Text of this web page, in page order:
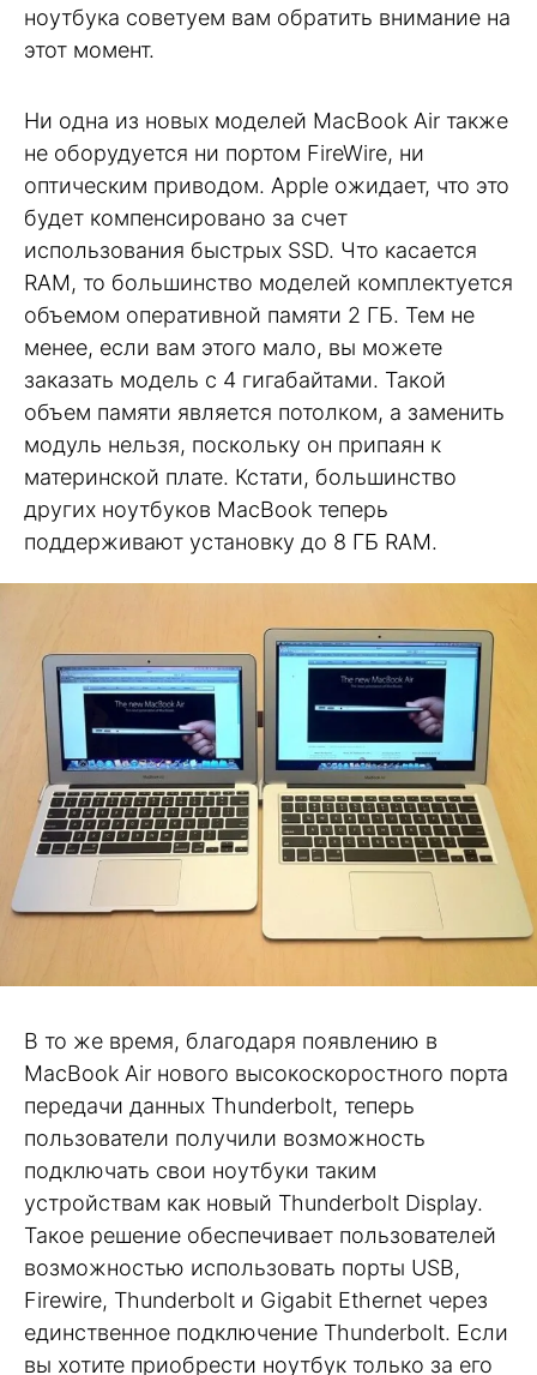
ноутбука советуем вам обратить внимание на
этот момент.
Ни одна из новых моделей MacBook Air также
не оборудуется ни портом FireWire, ни
оптическим приводом. Apple ожидает, что это
будет компенсировано за счет
использования быстрых SSD. Что касается
RAM, то большинство моделей комплектуется
объемом оперативной памяти 2 ГБ. Тем не
менее, если вам этого мало, вы можете
заказать модель с 4 гигабайтами. Такой
объем памяти является потолком, а заменить
модуль нельзя, поскольку он припаян к
материнской плате. Кстати, большинство
других ноутбуков MacBook теперь
поддерживают установку до 8 ГБ RAM.
В то же время, благодаря появлению в
MacBook Air нового высокоскоростного порта
передачи данных Thunderbolt, теперь
пользователи получили возможность
подключать свои ноутбуки таким
устройствам как новый Thunderbolt Display.
Такое решение обеспечивает пользователей
возможностью использовать порты USB,
Firewire, Thunderbolt и Gigabit Ethernet через
единственное подключение Thunderbolt. Если
вы хотите приобрести ноутбук только за его